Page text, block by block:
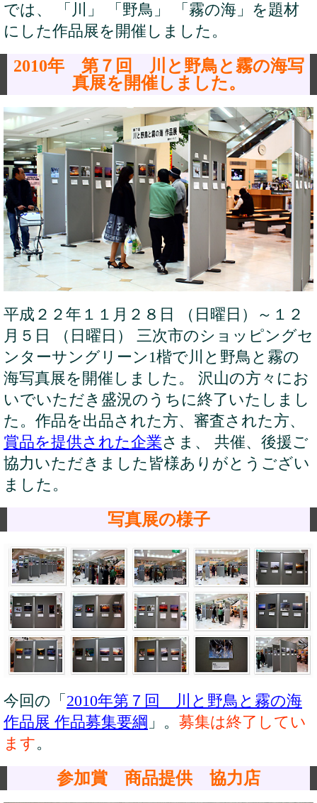
では、 「川」 「野鳥」 「霧の海」を題材
にした作品展を開催しました。
2010年 第７回 川と野鳥と霧の海写
真展を開催しました。
平成２２年１１月２８日 （日曜日）～１２
月５日 （日曜日） 三次市のショッピングセ
ンターサングリーン1楷で川と野鳥と霧の
海写真展を開催しました。 沢山の方々にお
いでいただき盛況のうちに終了いたしまし
た。作品を出品された方、審査された方、
賞品を提供された企業さま、 共催、後援ご
協力いただきました皆様ありがとうござい
ました。
写真展の様子
今回の「 2010年第７回 川と野鳥と霧の海
作品展 作品募集要綱 」。 募集は終了してい
ます。
参加賞 商品提供 協力店